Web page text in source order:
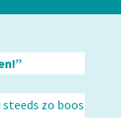
zo boos